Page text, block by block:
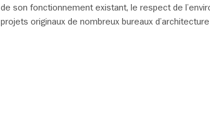
de son fonctionnement existant, le respect de
projets originaux de nombreux bureaux